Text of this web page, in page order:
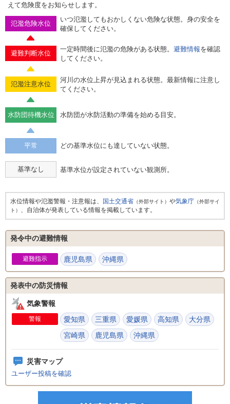
えて危険度をお知らせします。
氾濫危険水位
いつ氾濫してもおかしくない危険な状態。身の安全を
確保してください。
避難判断水位
一定時間後に氾濫の危険がある状態。 避難情報を確認
してください。
氾濫注意水位
河川の水位上昇が見込まれる状態。最新情報に注意し
てください。
水防団待機水位 水防団が水防活動の準備を始める目安。
平常 どの基準水位にも達していない状態。
基準なし 基準水位が設定されていない観測所。
水位情報や氾濫警報・注意報は、 国土交通省 （外部サイト） や気象庁 （外部サイ
ト） 、自治体が発表している情報を掲載しています。
発令中の避難情報
避難指示 鹿児島県 沖縄県
発表中の防災情報
気象警報
警報 愛知県 三重県 愛媛県 高知県
大分県
宮崎県
鹿児島県 沖縄県
災害マップ
ユーザー投稿を確認